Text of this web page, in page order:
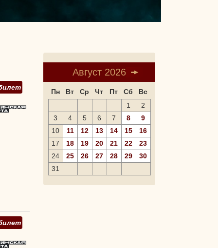
Август 2026
Пн Вт Ср Чт Пт Сб
Вс
1
2
3
4 5 6 7 8
9
10
11 12 13 14 15
16
17
18 19 20 21 22
23
24
25 26 27 28 29
30
31